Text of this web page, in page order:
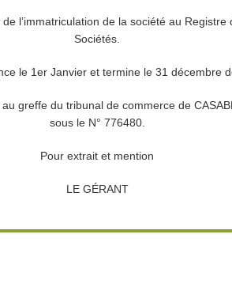
l’immatriculation de la société au
Sociétés.
le 1er Janvier et termine le 31 décembre
greffe du tribunal de commerce de
sous le N° 776480.
Pour extrait et mention
LE GÉRANT